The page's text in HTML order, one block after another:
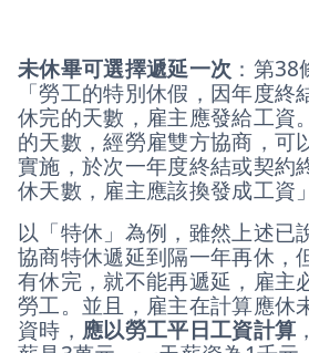
未休畢可選擇遞延一次 ：第38
「勞工的特別休假，因年度終
休完的天數，雇主應發給工資
的天數，經勞雇雙方協商，可
實施，於次一年度終結或契約
休天數，雇主應該換發成工資」
以「特休」為例，雖然上述已
協商特休遞延到隔一年再休，
有休完，就不能再遞延，雇主
勞工。並且，雇主在計算應休
資時， 應以勞工平日工資計算